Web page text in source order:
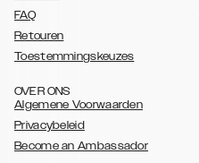
FAQ
Retouren
Toestemmingskeuzes
OVER ONS
Algemene Voorwaarden
Privacybeleid
Become an Ambassador